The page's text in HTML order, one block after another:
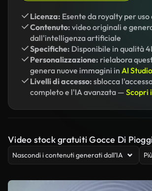
Licenza: Esente da royalty per
Contenuto: video originali e
dall'intelligenza artificiale
Specifiche: Disponibile in qualità
Personalizzazione: rielabora
genera nuove immagini in AI
Livelli di accesso: sblocca
completo e l'IA avanzata — Scopri
Video stock gratuiti Gocce Di
Nascondi i contenuti generati dall’IA